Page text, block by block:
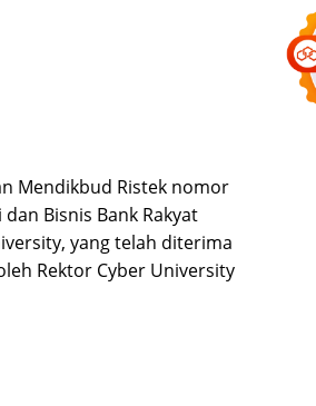
Mendikbud Ristek nomor
Bisnis Bank Rakyat
yang telah diterima
Rektor Cyber University